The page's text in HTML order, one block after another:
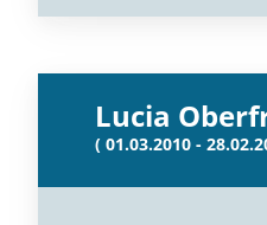
Lucia
( 01.03.2010 -